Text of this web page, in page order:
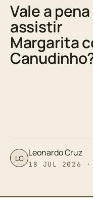
Vale a pena
assistir
Margarita
LC Leonardo Cruz
18 JUL 2026 ·